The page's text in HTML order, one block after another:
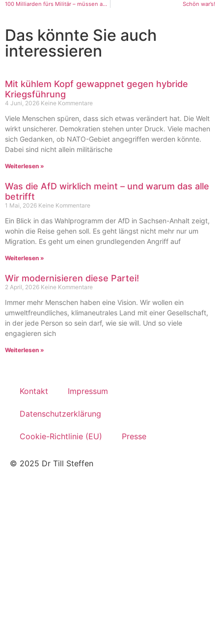
100 Milliarden fürs Militär – müssen andere Bereiche bluten? Schön war’s!
Das könnte Sie auch
interessieren
Mit kühlem Kopf gewappnet gegen hybride
Kriegsführung
4 Juni, 2026 Keine Kommentare
Viele Menschen spüren, dass sich etwas verändert hat. Die Welt
wirkt unsicherer. Demokratien stehen unter Druck. Viele machen
sich Gedanken, ob NATO-Gebiet angegriffen werden könnte.
Dabei sind nicht allein militärische
Weiterlesen »
Was die AfD wirklich meint – und warum das alle
betrifft
1 Mai, 2026 Keine Kommentare
Ein Blick in das Wahlprogramm der AfD in Sachsen-Anhalt zeigt,
wohin die Reise gehen soll. Es geht längst nicht mehr nur um
Migration. Es geht um einen grundlegenden Angriff auf
Weiterlesen »
Wir modernisieren diese Partei!
2 April, 2026 Keine Kommentare
Immer mehr Menschen haben eine Vision. Wir wollen ein
umweltfreundliches, klimaneutrales Land mit einer Gesellschaft,
in der jede Person so sein darf, wie sie will. Und so viele
engagieren sich
Weiterlesen »
Kontakt Impressum
Datenschutzerklärung
Cookie-Richtlinie (EU) Presse
© 2025 Dr Till Steffen